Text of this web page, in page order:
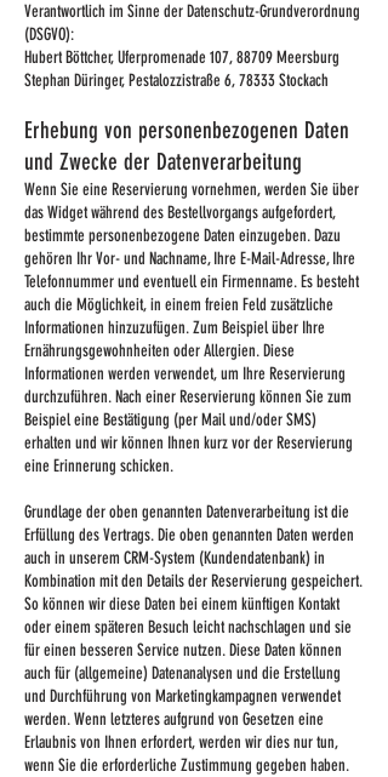
Verantwortlich im Sinne der Datenschutz-Grundverordnung
(DSGVO):
Hubert Böttcher, Uferpromenade 107, 88709 Meersburg
Stephan Düringer, Pestalozzistraße 6, 78333 Stockach
Erhebung von personenbezogenen Daten
und Zwecke der Datenverarbeitung
Wenn Sie eine Reservierung vornehmen, werden Sie über
das Widget während des Bestellvorgangs aufgefordert,
bestimmte personenbezogene Daten einzugeben. Dazu
gehören Ihr Vor- und Nachname, Ihre E-Mail-Adresse, Ihre
Telefonnummer und eventuell ein Firmenname. Es besteht
auch die Möglichkeit, in einem freien Feld zusätzliche
Informationen hinzuzufügen. Zum Beispiel über Ihre
Ernährungsgewohnheiten oder Allergien. Diese
Informationen werden verwendet, um Ihre Reservierung
durchzuführen. Nach einer Reservierung können Sie zum
Beispiel eine Bestätigung (per Mail und/oder SMS)
erhalten und wir können Ihnen kurz vor der Reservierung
eine Erinnerung schicken.
Grundlage der oben genannten Datenverarbeitung ist die
Erfüllung des Vertrags. Die oben genannten Daten werden
auch in unserem CRM-System (Kundendatenbank) in
Kombination mit den Details der Reservierung gespeichert.
So können wir diese Daten bei einem künftigen Kontakt
oder einem späteren Besuch leicht nachschlagen und sie
für einen besseren Service nutzen. Diese Daten können
auch für (allgemeine) Datenanalysen und die Erstellung
und Durchführung von Marketingkampagnen verwendet
werden. Wenn letzteres aufgrund von Gesetzen eine
Erlaubnis von Ihnen erfordert, werden wir dies nur tun,
wenn Sie die erforderliche Zustimmung gegeben haben.